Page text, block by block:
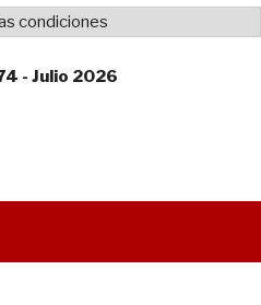
condiciones
- Julio 2026